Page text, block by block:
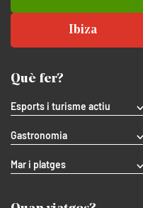
Ibiza
Què fer?
Esports i turisme actiu
Gastronomia
Mar i platges